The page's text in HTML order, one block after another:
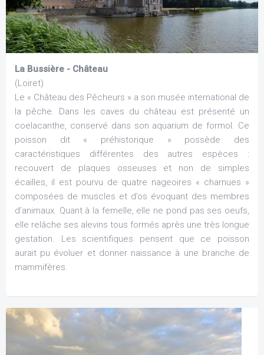
La Bussière - Château
(Loiret)
Le « Château des Pêcheurs » a son musée international de
la pêche. Dans les caves du château est présenté un
coelacanthe, conservé dans son aquarium de formol. Ce
poisson dit « préhistorique » possède des
caractéristiques différentes des autres espèces :
recouvert de plaques osseuses et non de simples
écailles, il est pourvu de quatre nageoires « charnues »
composées de muscles et d’os évoquant des membres
d’animaux. Quant à la femelle, elle ne pond pas ses oeufs,
elle relâche ses alevins tous formés après une très longue
gestation. Les scientifiques pensent que ce poisson
aurait pu évoluer et donner naissance à une branche de
mammifères.